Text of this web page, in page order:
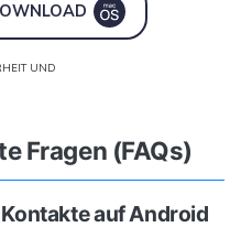
UND
Fragen (FAQs)
auf Android